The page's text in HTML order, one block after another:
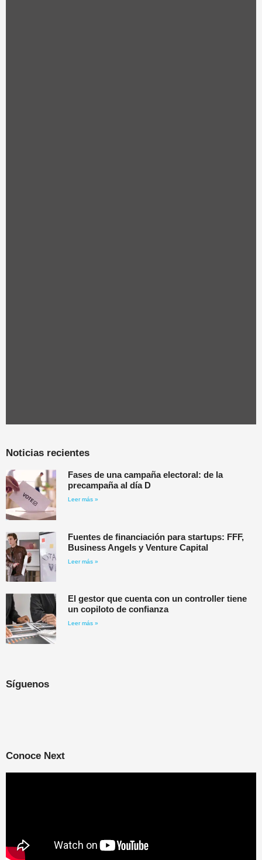
Noticias recientes
Fases de una campaña electoral: de la
precampaña al día D
Leer más »
Fuentes de financiación para startups: FFF,
Business Angels y Venture Capital
Leer más »
El gestor que cuenta con un controller tiene
un copiloto de confianza
Leer más »
Síguenos
Conoce Next